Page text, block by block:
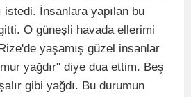
istedi. İnsanlara yapılan bu
O güneşli havada ellerimi
yaşamış güzel insanlar
yağdır" diye dua ettim. Beş
gibi yağdı. Bu durumun